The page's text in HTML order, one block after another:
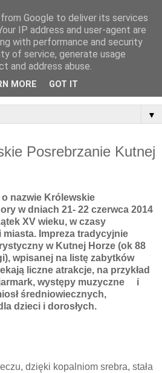
▼
Posrebrzanie Kutnej
nazwie Królewskie
w dniach 21- 22 czerwca 2014
XV wieku, w czasy
Impreza tradycyjnie
w Kutnej Horze (ok 88
wpisanej na listę zabytków
liczne atrakcje, na przykład
występy muzyczne i
średniowiecznych,
dzieci i dorosłych.
dzięki kopalniom srebra, stała
Google to deliver its services
IP address and user-agent are
with performance and security
of service, generate usage
and address abuse.
MORE GOT IT